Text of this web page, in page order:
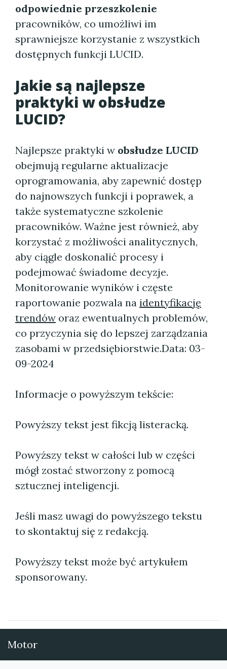
odpowiednie przeszkolenie
pracowników, co umożliwi im
sprawniejsze korzystanie z wszystkich
dostępnych funkcji LUCID.
Jakie są najlepsze
praktyki w obsłudze
LUCID?
Najlepsze praktyki w obsłudze LUCID
obejmują regularne aktualizacje
oprogramowania, aby zapewnić dostęp
do najnowszych funkcji i poprawek, a
także systematyczne szkolenie
pracowników. Ważne jest również, aby
korzystać z możliwości analitycznych,
aby ciągle doskonalić procesy i
podejmować świadome decyzje.
Monitorowanie wyników i częste
raportowanie pozwala na identyfikację
trendów oraz ewentualnych problemów,
co przyczynia się do lepszej zarządzania
zasobami w przedsiębiorstwie.Data: 03-
09-2024
Informacje o powyższym tekście:
Powyższy tekst jest fikcją listeracką.
Powyższy tekst w całości lub w części
mógł zostać stworzony z pomocą
sztucznej inteligencji.
Jeśli masz uwagi do powyższego tekstu
to skontaktuj się z redakcją.
Powyższy tekst może być artykułem
sponsorowany.
Motor